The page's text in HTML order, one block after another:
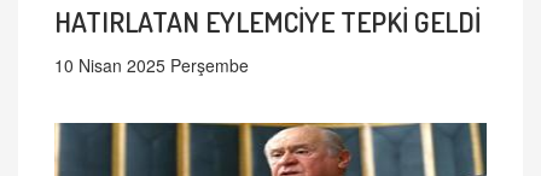
HATIRLATAN EYLEMCİYE TEPKİ GELDİ
10 Nisan 2025 Perşembe